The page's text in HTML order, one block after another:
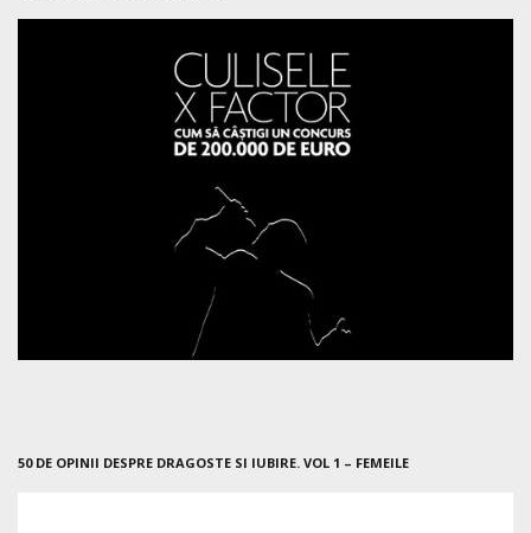
50 DE OPINII DESPRE DRAGOSTE SI IUBIRE. VOL 1 – FEMEILE